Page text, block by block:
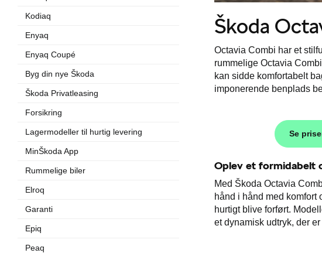
Kodiaq
Enyaq
Enyaq Coupé
Byg din nye Škoda
Škoda Privatleasing
Forsikring
Lagermodeller til hurtig levering
MinŠkoda App
Rummelige biler
Elroq
Garanti
Epiq
Peaq
Škoda
Octavia Combi har et
rummelige Octavia
kan sidde komfortabelt
imponerende benplads
Se
Oplev et formidabelt
Med Škoda Octavia
hånd i hånd med komfort
hurtigt blive forført.
et dynamisk udtryk, der